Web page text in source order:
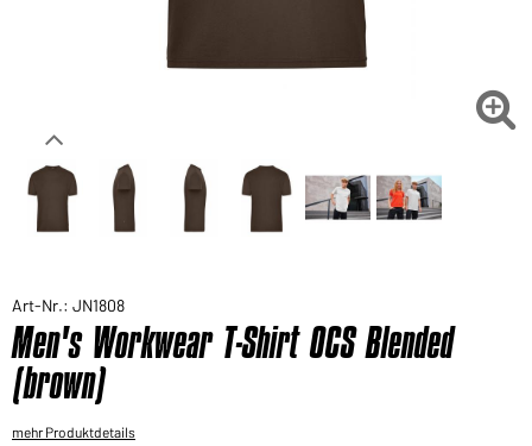
Sie möchten gerne für Ihren privaten Bedarf

Art-Nr.: JN1808
Men's Workwear T-Shirt OCS Blended
(brown)
mehr Produktdetails